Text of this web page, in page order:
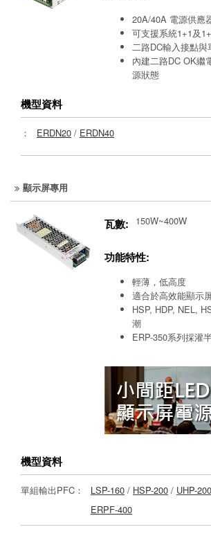
20A/40A 電源供應
可支援系統1+1及
二路DC輸入接點與
內建二路DC OK繼
源狀態
機型資料
： ERDN20 / ERDN40
顯示屏專用
瓦數: 150W~400W
功能特性:
輕薄，低高度
適合於高效能顯示
HSP, HDP, NEL,
潮
ERP-350系列採灌
機型資料
單組輸出PFC： LSP-160 / HSP-200 / UHP-
ERPF-400